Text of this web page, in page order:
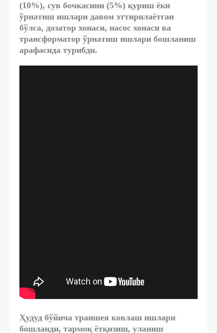
(10%), сув бочкасини (5%) қуриш ёки
ўрнатиш ишлари давом эттирилаётган
бўлса, дозатор хонаси, насос хонаси ва
трансформатор ўрнатиш ишлари бошланиш
арафасида турибди.
Ҳудуд бўйича траншея ковлаш ишлари
бошланди, тармоқ ётқизиш, уланиш